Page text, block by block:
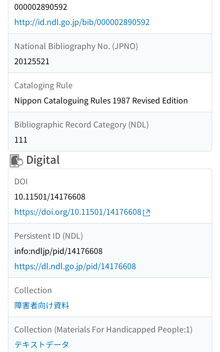
000002890592
http://id.ndl.go.jp/bib/000002890592
National Bibliography No. (JPNO)
20125521
Cataloging Rule
Nippon Cataloguing Rules 1987 Revised Edition
Bibliographic Record Category (NDL)
111
Digital
DOI
10.11501/14176608
https://doi.org/10.11501/14176608
Persistent ID (NDL)
info:ndljp/pid/14176608
https://dl.ndl.go.jp/pid/14176608
Collection
障害者向け資料
Collection (Materials For Handicapped People:1)
テキストデータ